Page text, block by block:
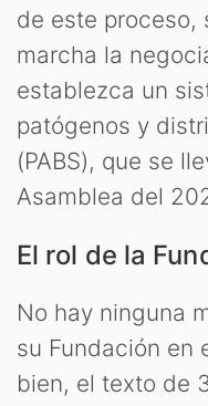
de este proceso,
marcha la
establezca un
patógenos y
(PABS), que se
Asamblea del
El rol de la
No hay ninguna
su Fundación en
bien, el texto de